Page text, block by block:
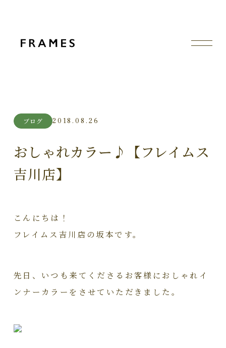
ブログ 2018.08.26
おしゃれカラー♪【フレイムス
吉川店】
こんにちは！
フレイムス吉川店の坂本です。
先日、いつも来てくださるお客様におしゃれイ
ンナーカラーをさせていただきました。